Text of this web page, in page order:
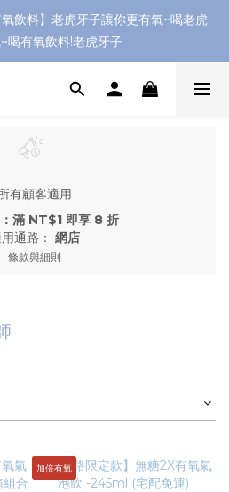
飲料】老虎牙子讓你更有氧~喝老虎
喝有氧飲料!老虎牙子
有顧客適用
滿 NT$1 即享 8 折
通路： 網店
條款與細則
加倍有氧